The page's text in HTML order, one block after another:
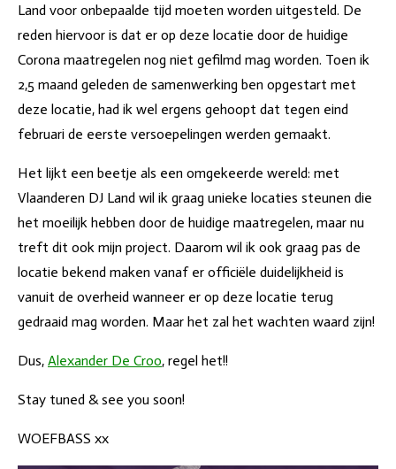
Land voor onbepaalde tijd moeten worden uitgesteld. De
reden hiervoor is dat er op deze locatie door de huidige
Corona maatregelen nog niet gefilmd mag worden. Toen ik
2,5 maand geleden de samenwerking ben opgestart met
deze locatie, had ik wel ergens gehoopt dat tegen eind
februari de eerste versoepelingen werden gemaakt.
Het lijkt een beetje als een omgekeerde wereld: met
Vlaanderen DJ Land wil ik graag unieke locaties steunen die
het moeilijk hebben door de huidige maatregelen, maar nu
treft dit ook mijn project. Daarom wil ik ook graag pas de
locatie bekend maken vanaf er officiële duidelijkheid is
vanuit de overheid wanneer er op deze locatie terug
gedraaid mag worden. Maar het zal het wachten waard zijn!
Dus, Alexander De Croo, regel het!!
Stay tuned & see you soon!
WOEFBASS xx